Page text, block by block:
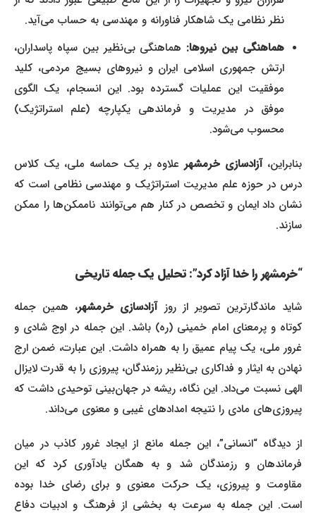
نظر نظامی یک شاهکار فناورانه و مهندسی به حساب می‌آید.
هماهنگی بین نیروها: هماهنگی بی‌نظیر بین سپاه پاسداران،
ارتش جمهوری اسلامی ایران و نیروهای بسیج مردمی، کلید
موفقیت این عملیات گسترده بود. این انسجام، یک الگوی
موفق در مدیریت و فرماندهی یکپارچه (علم استراتژیک)
محسوب می‌شود.
بنابراین،آزادسازی خرمشهرعلاوه بر یک حماسه ملی، یک کلاس
درس در حوزه علم مدیریت استراتژیک و مهندسی نظامی است که
نشان داد ایمان و تخصص در کنار هم می‌توانند ناممکن‌ها را ممکن
سازند.
“خرمشهر را خدا آزاد کرد”: تحلیل یک جمله تاریخی
شاید ماندگارترین تصویر از روزآزادسازی خرمشهر، همین جمله
کوتاه و پرمعنای امام خمینی (ره) باشد. این جمله در اوج شادی و
غرور ملی، یک پیام عمیق را به همراه داشت. این عبارت، ضمن ارج
نهادن به ایثار و فداکاری بی‌نظیر رزمندگان، پیروزی را به قدرت لایزال
الهی نسبت می‌داد. این نگاه، ریشه در جهان‌بینی توحیدی داشت که
پیروزی‌های مادی را نتیجه امدادهای غیبی و معنوی می‌داند.
از دیدگاه “انسانی”، این جمله مانع از ایجاد غرور کاذب در میان
فرماندهان و رزمندگان شد و به همگان یادآوری کرد که این
مقاومت و پیروزی، یک حرکت معنوی و برای رضای خدا بوده
است. این جمله به سرعت به بخشی از فرهنگ و ادبیات دفاع